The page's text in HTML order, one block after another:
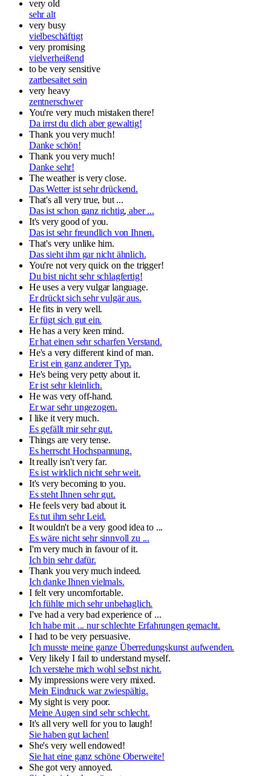
very old
sehr alt
very busy
vielbeschäftigt
very promising
vielverheißend
to be very sensitive
zartbesaitet sein
very heavy
zentnerschwer
You're very much mistaken there!
Da irrst du dich aber gewaltig!
Thank you very much!
Danke schön!
Thank you very much!
Danke sehr!
The weather is very close.
Das Wetter ist sehr drückend.
That's all very true, but ...
Das ist schon ganz richtig, aber ...
It's very good of you.
Das ist sehr freundlich von Ihnen.
That's very unlike him.
Das sieht ihm gar nicht ähnlich.
You're not very quick on the trigger!
Du bist nicht sehr schlagfertig!
He uses a very vulgar language.
Er drückt sich sehr vulgär aus.
He fits in very well.
Er fügt sich gut ein.
He has a very keen mind.
Er hat einen sehr scharfen Verstand.
He's a very different kind of man.
Er ist ein ganz anderer Typ.
He's being very petty about it.
Er ist sehr kleinlich.
He was very off-hand.
Er war sehr ungezogen.
I like it very much.
Es gefällt mir sehr gut.
Things are very tense.
Es herrscht Hochspannung.
It really isn't very far.
Es ist wirklich nicht sehr weit.
It's very becoming to you.
Es steht Ihnen sehr gut.
He feels very bad about it.
Es tut ihm sehr Leid.
It wouldn't be a very good idea to ...
Es wäre nicht sehr sinnvoll zu ...
I'm very much in favour of it.
Ich bin sehr dafür.
Thank you very much indeed.
Ich danke Ihnen vielmals.
I felt very uncomfortable.
Ich fühlte mich sehr unbehaglich.
I've had a very bad experience of ...
Ich habe mit ... nur schlechte Erfahrungen gemacht.
I had to be very persuasive.
Ich musste meine ganze Überredungskunst aufwenden.
Very likely I fail to understand myself.
Ich verstehe mich wohl selbst nicht.
My impressions were very mixed.
Mein Eindruck war zwiespältig.
My sight is very poor.
Meine Augen sind sehr schlecht.
It's all very well for you to laugh!
Sie haben gut lachen!
She's very well endowed!
Sie hat eine ganz schöne Oberweite!
She got very annoyed.